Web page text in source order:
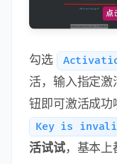
勾选
活，输入指定激
钮即可激活成功
Key is
活试试，基本上